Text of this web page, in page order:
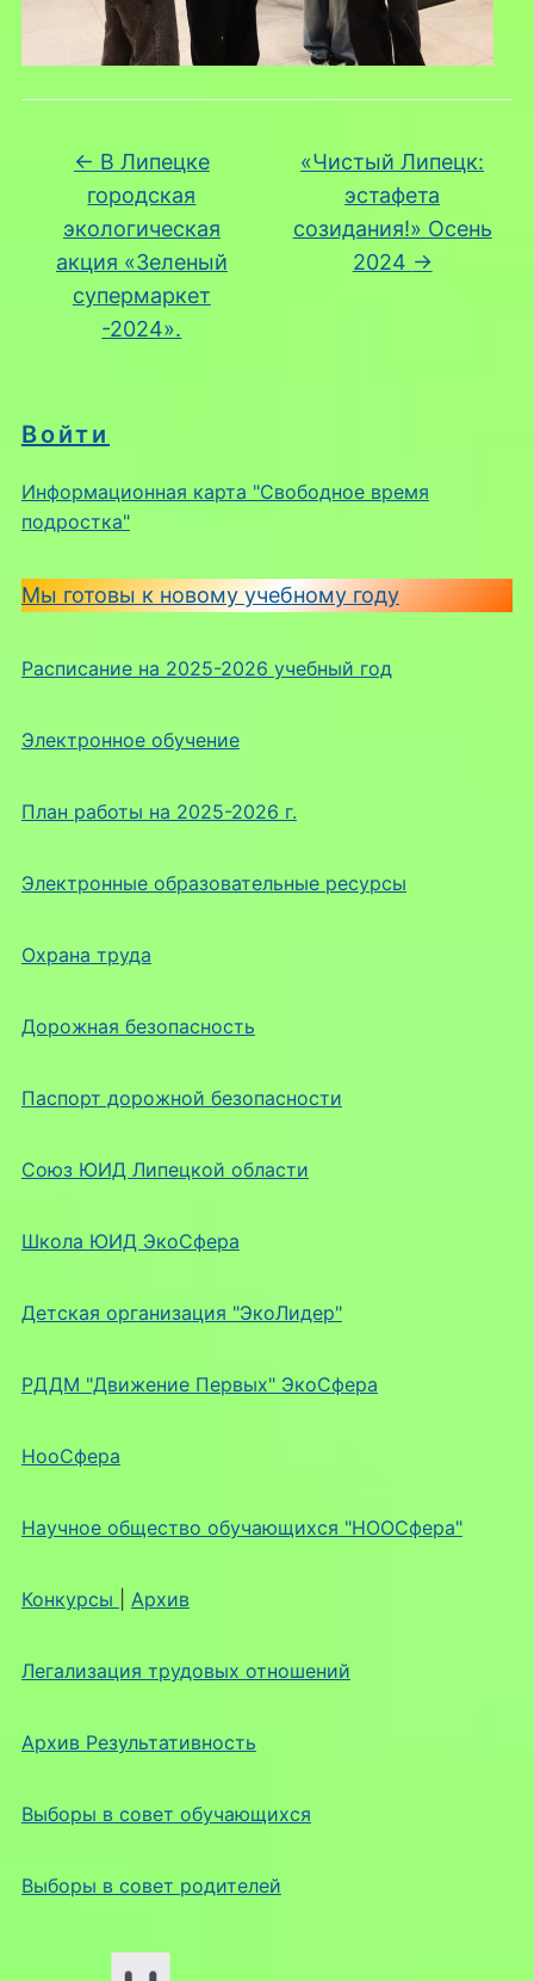
Войти
Информационная карта "Свободное время
подростка"
Мы готовы к новому учебному году
Расписание на 2025-2026 учебный год
Электронное обучение
План работы на 2025-2026 г.
Электронные образовательные ресурсы
Охрана труда
Дорожная безопасность
Паспорт дорожной безопасности
Союз ЮИД Липецкой области
Школа ЮИД ЭкоСфера
Детская организация "ЭкоЛидер"
РДДМ "Движение Первых" ЭкоСфера
НооСфера
Научное общество обучающихся "НООСфера"
Конкурсы Архив
Легализация трудовых отношений
Архив Результативность
Выборы в совет обучающихся
Выборы в совет родителей
← В Липецке
городская
экологическая
акция «Зеленый
супермаркет
-2024».
«Чистый Липецк:
эстафета
созидания!» Осень
2024 →